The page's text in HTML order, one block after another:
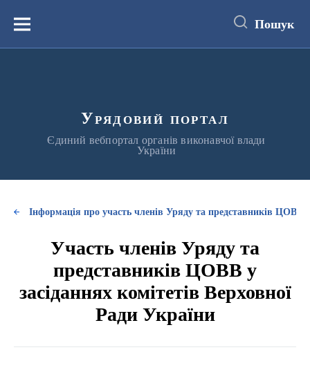
вмістуМеню Пошук
Урядовий портал
Єдиний вебпортал органів виконавчої влади
України
Інформація про участь членів Уряду та представників ЦОВВ
Участь членів Уряду та
представників ЦОВВ у
засіданнях комітетів Верховної
Ради України